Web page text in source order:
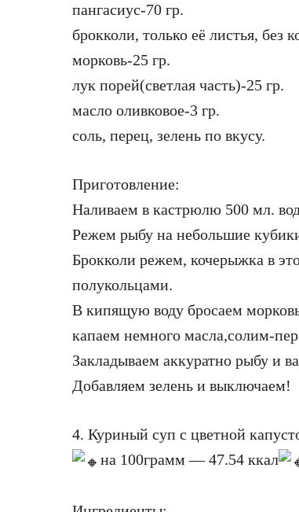
пангасиус-70 гр.
брокколи, только её листья, без
морковь-25 гр.
лук порей(светлая часть)-25 гр.
масло оливковое-3 гр.
соль, перец, зелень по вкусу.
Приготовление:
Наливаем в кастрюлю 500 мл.
Режем рыбу на небольшие
Брокколи режем, кочерыжка в
полукольцами.
В кипящую воду бросаем
капаем немного масла,солим-
Закладываем аккуратно рыбу и
Добавляем зелень и выключаем!
4. Куриный суп с цветной
на 100грамм — 47.54 ккал